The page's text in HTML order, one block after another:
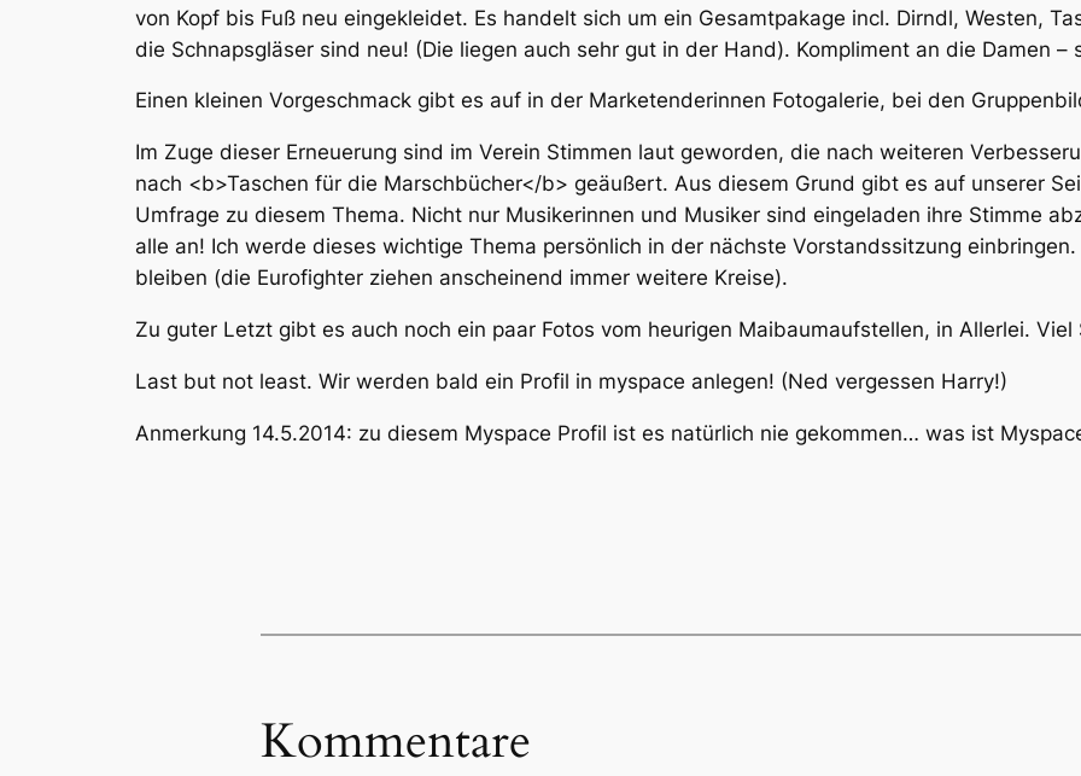
von Kopf bis Fuß neu eingekleidet. Es handelt sich um ein Gesamtpakage incl. Dirndl, Westen,
die Schnapsgläser sind neu! (Die liegen auch sehr gut in der Hand). Kompliment an die Damen –
Einen kleinen Vorgeschmack gibt es auf in der Marketenderinnen Fotogalerie, bei den
Im Zuge dieser Erneuerung sind im Verein Stimmen laut geworden, die nach weiteren
nach <b>Taschen für die Marschbücher</b> geäußert. Aus diesem Grund gibt es auf unserer
Umfrage zu diesem Thema. Nicht nur Musikerinnen und Musiker sind eingeladen ihre Stimme
alle an! Ich werde dieses wichtige Thema persönlich in der nächste Vorstandssitzung
bleiben (die Eurofighter ziehen anscheinend immer weitere Kreise).
Zu guter Letzt gibt es auch noch ein paar Fotos vom heurigen Maibaumaufstellen, in Allerlei. Viel
Last but not least. Wir werden bald ein Profil in myspace anlegen! (Ned vergessen Harry!)
Anmerkung 14.5.2014: zu diesem Myspace Profil ist es natürlich nie gekommen… was ist
Kommentare